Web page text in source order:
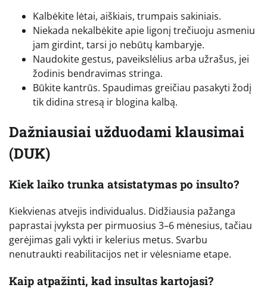
Kalbėkite lėtai, aiškiais, trumpais sakiniais.
Niekada nekalbėkite apie ligonį trečiuoju asmeniu
jam girdint, tarsi jo nebūtų kambaryje.
Naudokite gestus, paveikslėlius arba užrašus, jei
žodinis bendravimas stringa.
Būkite kantrūs. Spaudimas greičiau pasakyti žodį
tik didina stresą ir blogina kalbą.
Dažniausiai užduodami klausimai
(DUK)
Kiek laiko trunka atsistatymas po insulto?
Kiekvienas atvejis individualus. Didžiausia pažanga
paprastai įvyksta per pirmuosius 3–6 mėnesius, tačiau
gerėjimas gali vykti ir kelerius metus. Svarbu
nenutraukti reabilitacijos net ir vėlesniame etape.
Kaip atpažinti, kad insultas kartojasi?